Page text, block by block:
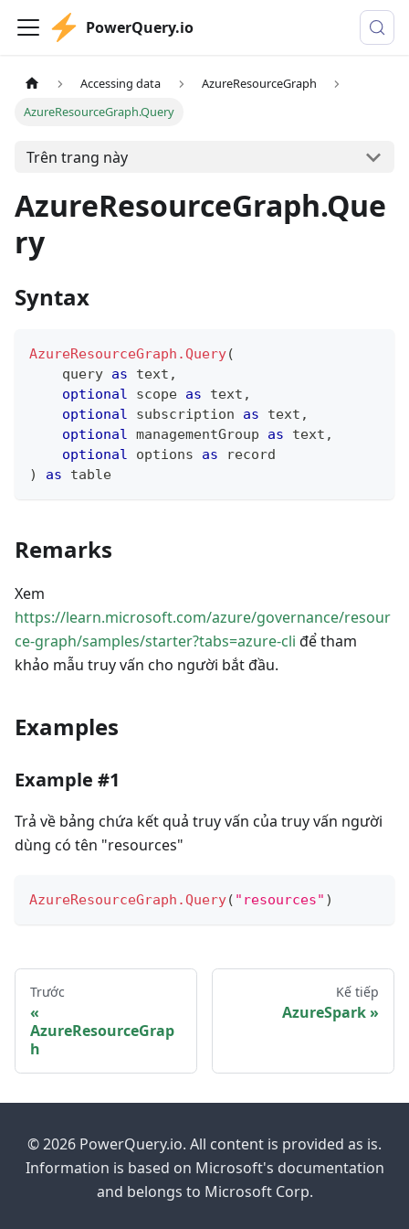
PowerQuery.io
Accessing data
AzureResourceGraph
AzureResourceGraph.Query
Trên trang này
AzureResourceGraph.Que
ry
Syntax
AzureResourceGraph.Query(
    query
as text ,
optional scope as text ,
optional subscription as text ,
optional managementGroup as text ,
optional options as
record
)
as table
Remarks
Xem
https://learn.microsoft.com/azure/governance/resour
ce-graph/samples/starter?tabs=azure-cli để tham
khảo mẫu truy vấn cho người bắt đầu.
Examples
Example #1
Trả về bảng chứa kết quả truy vấn của truy vấn người
dùng có tên "resources"
AzureResourceGraph.Query( "resources" )
Trước
AzureResourceGrap
h
Kế tiếp
AzureSpark
© 2026 PowerQuery.io. All content is provided as is.
Information is based on Microsoft's documentation
and belongs to Microsoft Corp.